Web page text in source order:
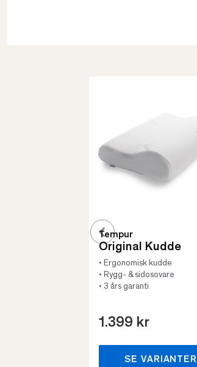
Tempur
Original Kudde
• Ergonomisk kudde
• Rygg- & sidosovare
• 3 års garanti
1.399 kr
SE VARIANTER